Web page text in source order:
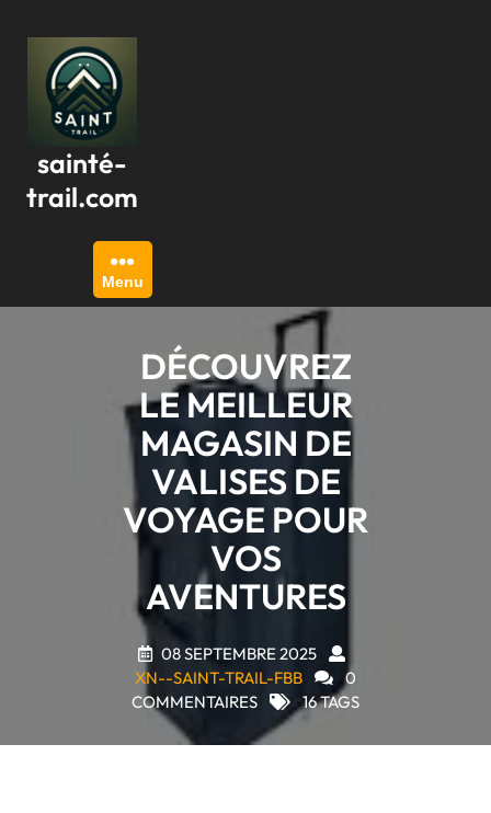
contenu
sainté-
trail.com
Menu
DÉCOUVREZ
LE MEILLEUR
MAGASIN DE
VALISES DE
VOYAGE POUR
VOS
AVENTURES
08 SEPTEMBRE 2025
XN--SAINT-TRAIL-FBB
0
COMMENTAIRES
16 TAGS